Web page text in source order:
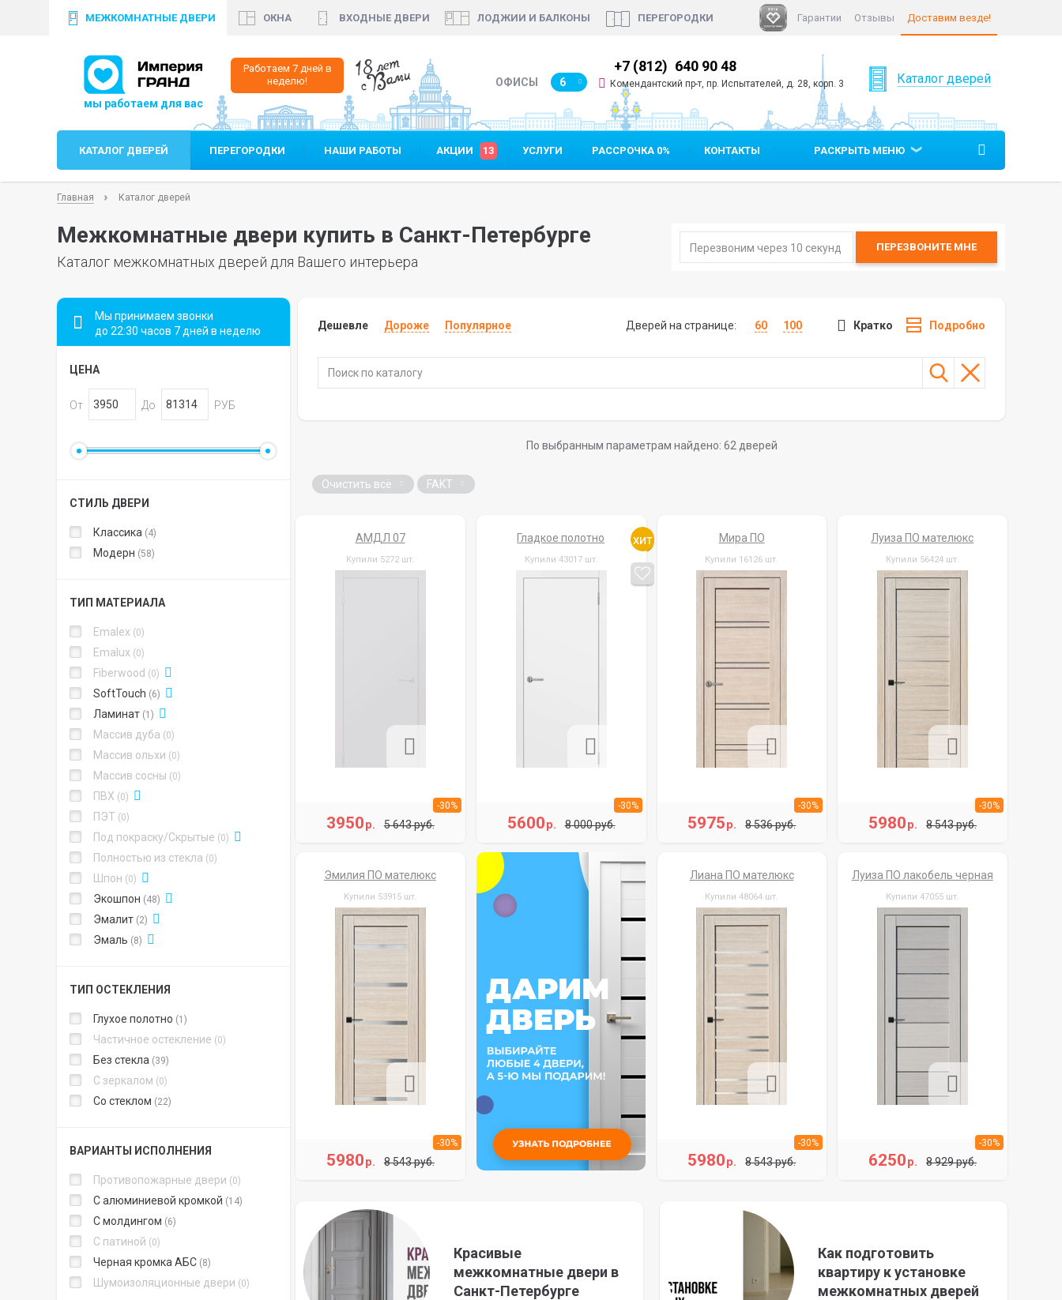
МЕЖКОМНАТНЫЕ ДВЕРИ ОКНА ВХОДНЫЕ ДВЕРИ ЛОДЖИИ И БАЛКОНЫ ПЕРЕГОРОДКИ Гарантии Отзывы Доставим везде!
Работаем 7 дней в
неделю!
18 лет
с Вами ОФИСЫ 6
+7 (812) 640 35 99 +7 (812) 640 90 48 +7 (812) 640 90 48
Комендантский пр-т, пр. Испытателей, д. 28, корп. 3
+7 (812)
Каталог дверей
КАТАЛОГ ДВЕРЕЙ ПЕРЕГОРОДКИ НАШИ РАБОТЫ АКЦИИ 13 УСЛУГИ РАССРОЧКА 0% КОНТАКТЫ РАСКРЫТЬ МЕНЮ
Главная Каталог дверей
Межкомнатные двери купить в Санкт-Петербурге
Каталог межкомнатных дверей для Вашего интерьера
ПЕРЕЗВОНИТЕМНЕ
Мы принимаем звонки
до 22:30 часов 7 дней в неделю
ЦЕНА
От До РУБ
СТИЛЬ ДВЕРИ
Классика 4
Модерн 58
ТИП МАТЕРИАЛА
Emalex 0
Emalux 0
Fiberwood 0
SoftTouch 6
Ламинат 1
Массив дуба 0
Массив ольхи 0
Массив сосны 0
ПВХ 0
ПЭТ 0
Под покраску/Скрытые 0
Полностью из стекла 0
Шпон 0
Экошпон 48
Эмалит 2
Эмаль 8
ТИП ОСТЕКЛЕНИЯ
Глухое полотно 1
Частичное остекление 0
Без стекла 39
С зеркалом 0
Со стеклом 22
ВАРИАНТЫ ИСПОЛНЕНИЯ
Противопожарные двери 0
С алюминиевой кромкой 14
С молдингом 6
С патиной 0
Черная кромка АБС 8
Шумоизоляционные двери 0
Дешевле Дороже Популярное Дверей на странице: 60 100 Кратко Подробно
По выбранным параметрам найдено: 62 дверей
Очистить всё FAKT
АМДЛ 07
Купили 5272 шт.
3950р. 5 643 руб.
-30%
Гладкое полотно
Купили 43017 шт.
5600р. 8 000 руб.
-30%
Мира ПО
Купили 16126 шт.
5975р. 8 536 руб.
-30%
Луиза ПО мателюкс
Купили 56424 шт.
5980р. 8 543 руб.
-30%
Эмилия ПО мателюкс
Купили 53915 шт.
5980р. 8 543 руб.
-30%
Лиана ПО мателюкс
Купили 48064 шт.
5980р. 8 543 руб.
-30%
Луиза ПО лакобель черная
Купили 47055 шт.
6250р. 8 929 руб.
-30%
Красивые
межкомнатные двери в
Санкт-Петербурге
Как подготовить
квартиру к установке
межкомнатных дверей